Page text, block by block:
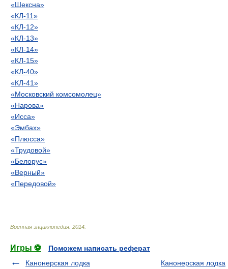
«Шексна»
«КЛ-11»
«КЛ-12»
«КЛ-13»
«КЛ-14»
«КЛ-15»
«КЛ-40»
«КЛ-41»
«Московский комсомолец»
«Нарова»
«Исса»
«Эмбах»
«Плюсса»
«Трудовой»
«Белорус»
«Верный»
«Передовой»
Военная энциклопедия 2014
Игры ⚽
Поможем написать реферат
Канонерская лодка
Канонерская лодка